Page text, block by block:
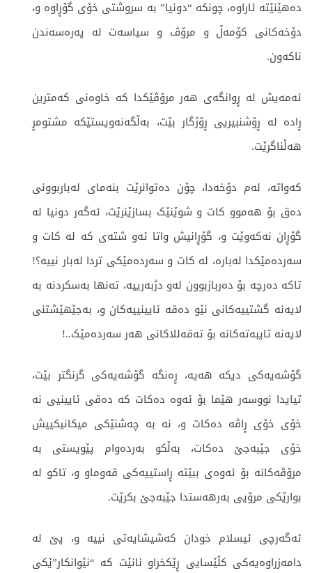
دەهێنێتە ئاراوە، چونکە “دونیا” بە سروشتی خۆی گۆڕاوە و،
دۆخەکانی کۆمەڵ و مرۆڤ و سیاسەت لە پەرەسەندن
ناکەون.
ئەمەیش لە ڕوانگەی هەر مرۆڤێکدا کە خاوەنی کەمترین
ڕادە لە ڕۆشنبیریی ڕۆژگار بێت، بەڵگەنەویستێکە مشتومڕ
هەڵناگرێت.
کەواتە، لەم دۆخەدا، چۆن دەتوانرێت بنەمای لەباربوونی
دەق بۆ هەموو کات و شوێنێک بسازێنرێت، ئەگەر دونیا لە
گۆڕان نەکەوێت و، گۆڕانیش واتا ئەو شتەی کە لە کات و
سەردەمێکدا لەبارە، لە کات و سەردەمێکی تردا لەبار نییە؟!
تاکە دەرچە بۆ دەربازبوون لەو دژبەرییە، تەنها بەسکردنە بە
لایەنە گشتییەکانی نێو دەقە ئایینییەکان و، بەجێهێشتنی
لایەنە تایبەتەکانە بۆ تەقەللاکانی هەر سەردەمێک..!
گۆشەیەکی دیکە هەیە، ڕەنگە گۆشەیەکی گرنگتر بێت،
تیایدا نووسەر هێما بۆ ئەوە دەکات کە دەقی ئایینیی نە
خۆی خۆی ڕاڤە دەکات و، نە بە چەشنێکی میکانیکییش
خۆی جێبەجێ دەکات، بەڵکو بەردەوام پێویستی بە
مرۆڤەکانە بۆ ئەوەی ببێتە ڕاستییەکی قەوماو و، تاکو لە
بوارێکی مرۆیی بەرهەستدا جێبەجێ بکرێت.
ئەگەرچی ئیسلام خودان کەشیشایەتی نییە و، پێ لە
دامەزراوەیەکی کڵێسایی ڕێکخراو نانێت کە “نێوانکار”ێکی